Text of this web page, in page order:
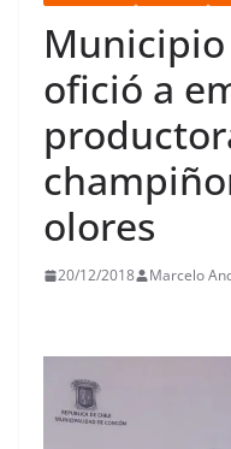
ofició a
olores
20/12/2018 Marcelo